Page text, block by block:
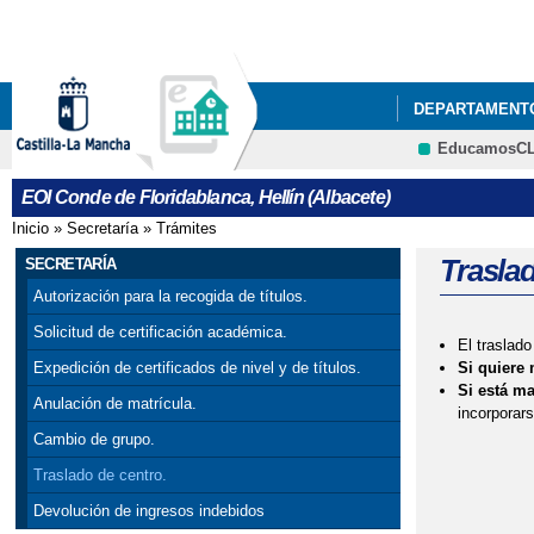
TABLÓN DE
EOI Conde de Floridablanca, Hellín (Albacete)
Se encuentra usted aquí
Inicio » Secretaría» Trámites
SECRETARÍA
Autorización para la recogida de títulos.
Solicitud de certificación académica.
Expedición de certificados de nivel y de títulos.
Anulación de matrícula.
Cambio de grupo.
Traslado de centro.
Devolución de ingresos indebidos
El
Si quiere
Si está